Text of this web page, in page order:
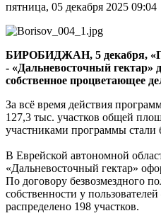
гектар»
оформлено
более
5
тыс.
участков
пятница, 05 декабря 2025 09:04
БИРОБИДЖАН, 5 декабря,
- «Дальневосточный гектар»
собственное процветающее
За всё время действия
127,3 тыс. участков общей
участниками программы стали
В Еврейской автономной
«Дальневосточный гектар»
По договору безвозмездного
собственности у
распределено 198 участков.